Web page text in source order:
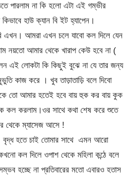
পারলাম না কি হলো এটা এই গম্ভীর
হাউ ক্যান বি ইট হ্যাপেন।
এখন। আমরা এখন চলে যাবো কল দিলে যেন
নয়তো আমার থেকে খারাপ কেউ হবে না (
এই লোকটা কি কিছুই বুঝে না যে তার জন্য
কাজ করে । খুব তাড়াতাড়ি বলে দিবো
তো আমার হতেই হবে বায় হুক কর বায় কুক
কল করলাম।ওর সাথে কথা শেষ করে শুতে
থেকে ম্যাসেজ আসে !
বৃদ্ধ হতে চাই তোমার সাথেএমন আরো
কল দিলে ওপাশ থেকে মহিলা কন্ঠে বলে
হচ্ছে না প্রতিবারের মতো এবারও হতাস